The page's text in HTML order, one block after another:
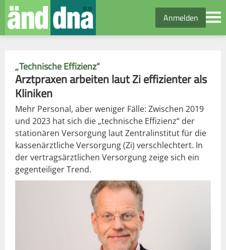
Anmelden
„Technische Effizienz“
Arztpraxen arbeiten laut Zi effizienter als
Kliniken
Mehr Personal, aber weniger Fälle: Zwischen 2019
und 2023 hat sich die „technische Effizienz“ der
stationären Versorgung laut Zentralinstitut für die
kassenärztliche Versorgung (Zi) verschlechtert. In
der vertragsärztlichen Versorgung zeige sich ein
gegenteiliger Trend.